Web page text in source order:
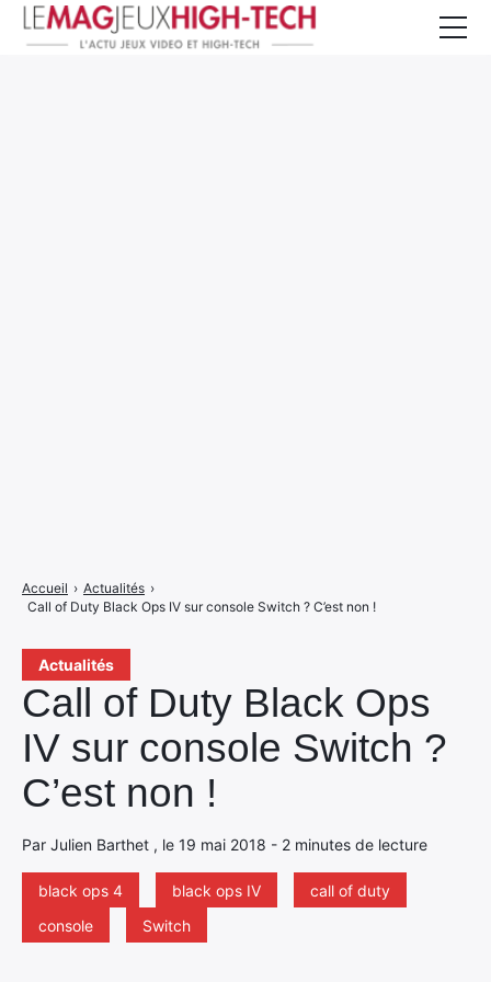
Actualités
Call of Duty Black Ops
IV sur console Switch ?
C’est non !
Par Julien Barthet , le 19 mai 2018 - 2 minutes de lecture
black ops 4 black ops IV
call of duty
console
Switch
Accueil › Actualités ›
Call of Duty Black Ops IV sur console Switch ? C’est non !